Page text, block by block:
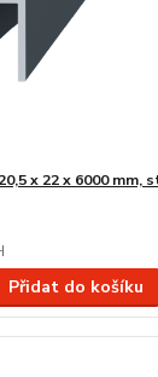
x 22 x 6000 mm,
Přidat do košíku